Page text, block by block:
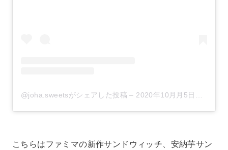
@joha.sweetsがシェアした投稿 – 2020年10月月5日午前1時57分PDT
こちらはファミマの新作サンドウィッチ、安納芋サン